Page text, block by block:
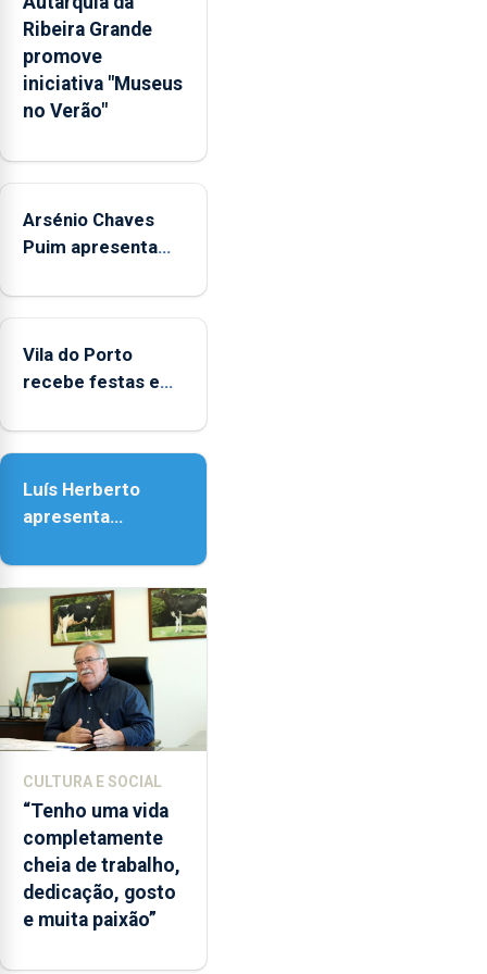
pessoais,
emocionais
e
sociais
junto
crianças
Ribeira Grande
promove
iniciativa "Museus
no Verão"
Arsénio Chaves
Puim apresenta
Biblioteca de Vila
Vila do Porto
recebe festas em
Senhora da
Luís Herberto
apresenta
Paisagem’
CULTURA E SOCIAL
“Tenho uma vida
completamente
cheia de trabalho,
dedicação, gosto
e muita paixão”